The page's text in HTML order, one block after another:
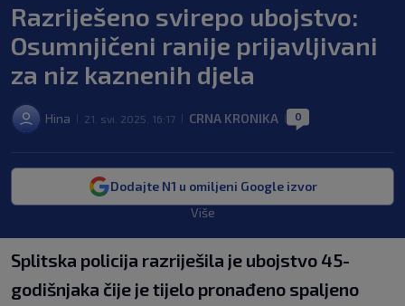
Razriješeno svirepo ubojstvo:
Osumnjičeni ranije prijavljivani
za niz kaznenih djela
Hina 21. svi. 2025. 16:17 CRNA KRONIKA 0
Dodajte N1 u omiljeni Google izvor
Više
Splitska policija razriješila je ubojstvo 45-
godišnjaka čije je tijelo pronađeno spaljeno